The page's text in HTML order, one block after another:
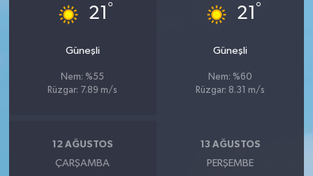
21 °
Güneşli
Nem: %55
Rüzgar: 7.89 m/s
21 °
Güneşli
Nem: %60
Rüzgar: 8.31 m/s
12 AĞUSTOS
ÇARŞAMBA
13 AĞUSTOS
PERŞEMBE